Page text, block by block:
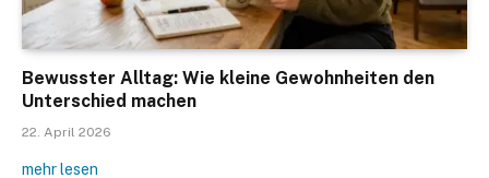
Bewusster Alltag: Wie kleine Gewohnheiten den
Unterschied machen
22. April 2026
mehr lesen